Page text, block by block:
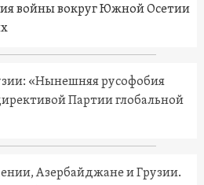
войны вокруг Южной Осетии
«Нынешняя русофобия
Партии глобальной
Азербайджане и Грузии.